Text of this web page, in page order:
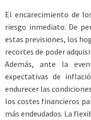
El encarecimiento de
riesgo inmediato. De
estas previsiones, los
recortes de poder
Además, ante la
expectativas de
endurecer las
los costes financieros
más endeudados. La